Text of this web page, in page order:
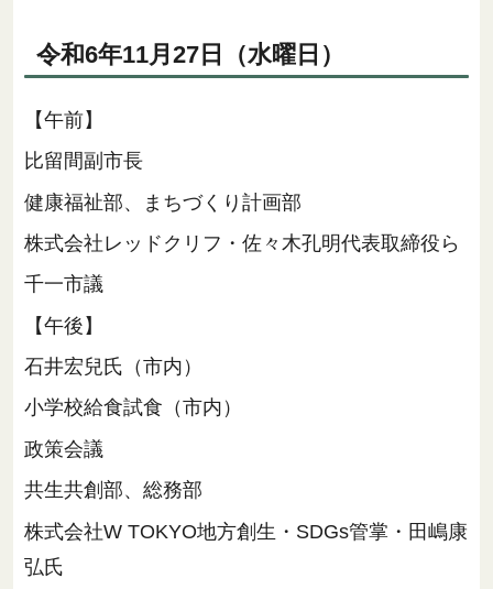
令和6年11月27日（水曜日）
【午前】
比留間副市長
健康福祉部、まちづくり計画部
株式会社レッドクリフ・佐々木孔明代表取締役ら
千一市議
【午後】
石井宏兒氏（市内）
小学校給食試食（市内）
政策会議
共生共創部、総務部
株式会社W TOKYO地方創生・SDGs管掌・田嶋康
弘氏